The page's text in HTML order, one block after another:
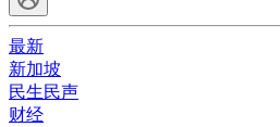
最新
新加坡
民生民声
财经